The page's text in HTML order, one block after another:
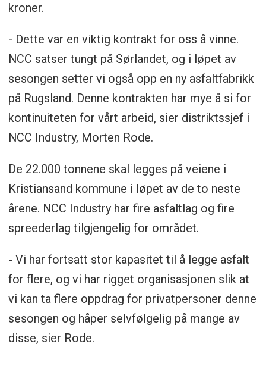
kroner.
- Dette var en viktig kontrakt for oss å vinne.
NCC satser tungt på Sørlandet, og i løpet av
sesongen setter vi også opp en ny asfaltfabrikk
på Rugsland. Denne kontrakten har mye å si for
kontinuiteten for vårt arbeid, sier distriktssjef i
NCC Industry, Morten Rode.
De 22.000 tonnene skal legges på veiene i
Kristiansand kommune i løpet av de to neste
årene. NCC Industry har fire asfaltlag og fire
spreederlag tilgjengelig for området.
- Vi har fortsatt stor kapasitet til å legge asfalt
for flere, og vi har rigget organisasjonen slik at
vi kan ta flere oppdrag for privatpersoner denne
sesongen og håper selvfølgelig på mange av
disse, sier Rode.